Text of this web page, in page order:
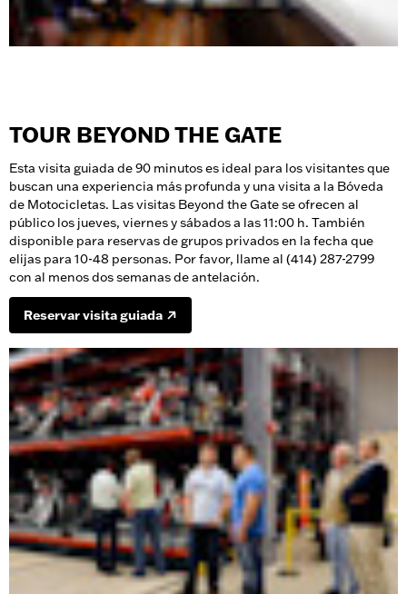
TOUR BEYOND THE GATE
Esta visita guiada de 90 minutos es ideal para los visitantes que
buscan una experiencia más profunda y una visita a la Bóveda
de Motocicletas. Las visitas Beyond the Gate se ofrecen al
público los jueves, viernes y sábados a las 11:00 h. También
disponible para reservas de grupos privados en la fecha que
elijas para 10-48 personas. Por favor, llame al (414) 287-2799
con al menos dos semanas de antelación.
Reservar visita guiada